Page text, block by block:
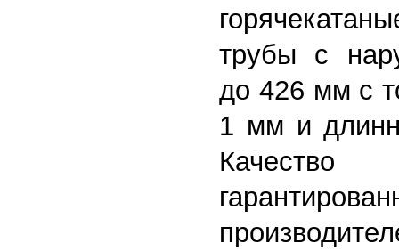
трубы с
до 426 мм с
1 мм и